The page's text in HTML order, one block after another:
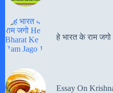
हे भारत के राम
Essay On